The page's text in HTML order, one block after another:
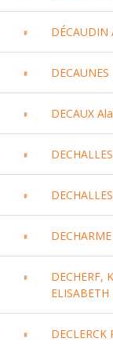
DECAUNES
DECAUX
DECHERF,
ELISABETH
DECLERCK